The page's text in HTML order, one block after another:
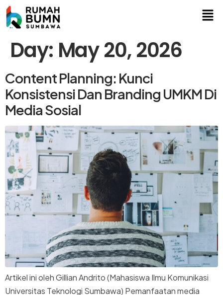
Day: May 20, 2026
Content Planning: Kunci
Konsistensi Dan Branding UMKM Di
Media Sosial
Artikel ini oleh Gillian Andrito (Mahasiswa Ilmu Komunikasi
Universitas Teknologi Sumbawa) Pemanfaatan media